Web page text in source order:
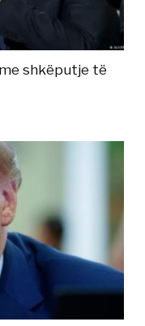
shkëputje të